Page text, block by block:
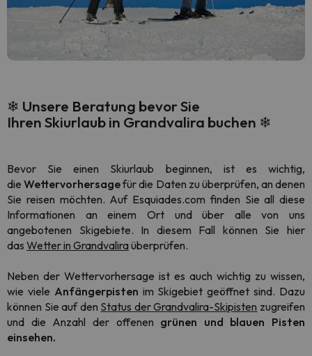
❄ Unsere Beratung bevor Sie
Ihren Skiurlaub in Grandvalira buchen ❄
Bevor Sie einen Skiurlaub beginnen, ist es wichtig,
dieWettervorhersagefür die Daten zu überprüfen, an denen
Sie reisen möchten. Auf Esquiades.com finden Sie all diese
Informationen an einem Ort und über alle von uns
angebotenen Skigebiete. In diesem Fall können Sie hier
das Wetter in Grandvaliraüberprüfen.
Neben der Wettervorhersage ist es auch wichtig zu wissen,
wie viele Anfängerpisten im Skigebiet geöffnet sind. Dazu
können Sie auf den Status der Grandvalira-Skipisten zugreifen
und die Anzahl der offenen grünen und blauen Pisten
einsehen.